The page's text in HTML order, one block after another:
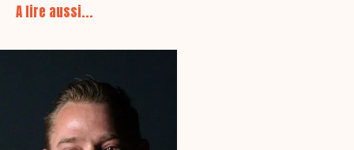
A lire aussi...